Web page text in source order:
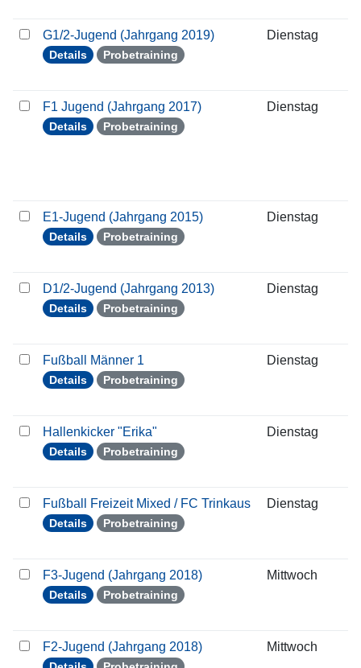
G1/2-Jugend (Jahrgang 2019)
Details Probetraining
Dienstag
F1 Jugend (Jahrgang 2017)
Details Probetraining
Dienstag
E1-Jugend (Jahrgang 2015)
Details Probetraining
Dienstag
D1/2-Jugend (Jahrgang 2013)
Details Probetraining
Dienstag
Fußball Männer 1
Details Probetraining
Dienstag
Hallenkicker "Erika"
Details Probetraining
Dienstag
Fußball Freizeit Mixed / FC Trinkaus
Details Probetraining
Dienstag
F3-Jugend (Jahrgang 2018)
Details Probetraining
Mittwoch
F2-Jugend (Jahrgang 2018) Mittwoch